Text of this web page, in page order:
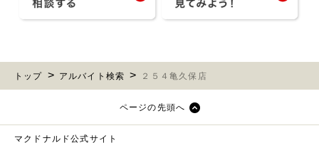
トップ アルバイト検索 ２５４亀久保店
ページの先頭へ
マクドナルド公式サイト